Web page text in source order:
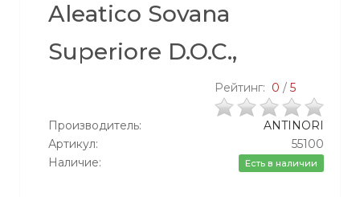
Aleatico Sovana
Superiore D.O.C.,
Рейтинг: 0 / 5
Производитель:
ANTINORI
Артикул:
55100
Наличие:
Есть в наличии